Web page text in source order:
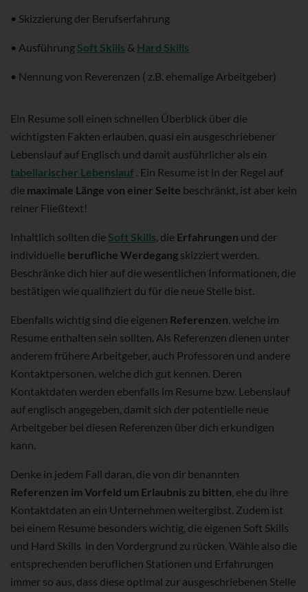
• Skizzierung der Berufserfahrung
• Ausführung Soft Skills & Hard Skills
• Nennung von Reverenzen ( z.B. ehemalige Arbeitgeber)
Ein Resume soll einen schnellen Überblick über die
wichtigsten Fakten erlauben, quasi ein ausgeschriebener
Lebenslauf auf Englisch und damit ausführlicher als ein
tabellarischer Lebenslauf . Ein Resume ist in der Regel auf
die maximale Länge von einer Seite beschränkt, ist aber kein
reiner Fließtext!
Inhaltlich sollten die Soft Skills, die Erfahrungen und der
individuelle berufliche Werdegang skizziert werden.
Beschränke dich hier auf die wesentlichen Informationen, die
bestätigen wie qualifiziert du für die neue Stelle bist.
Ebenfalls wichtig sind die eigenen Referenzen, welche im
Resume enthalten sein sollten. Als Referenzen dienen unter
anderem frühere Arbeitgeber, auch Professoren und andere
Kontaktpersonen, welche dich gut kennen. Deren
Kontaktdaten werden ebenfalls im Resume bzw. Lebenslauf
auf englisch angegeben, damit sich der potentielle neue
Arbeitgeber bei diesen Referenzen über dich erkundigen
kann.
Denke in jedem Fall daran, die von dir benannten
Referenzen im Vorfeld um Erlaubnis zu bitten, ehe du ihre
Kontaktdaten an ein Unternehmen weitergibst. Zudem ist
bei einem Resume besonders wichtig, die eigenen Soft Skills
und Hard Skills in den Vordergrund zu rücken. Wähle also die
entsprechenden beruflichen Stationen und Erfahrungen
immer so aus, dass diese optimal zur ausgeschriebenen Stelle